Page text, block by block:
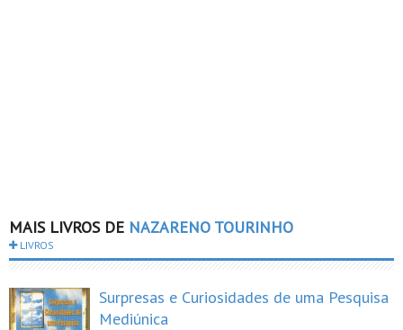
MAIS LIVROS DE NAZARENO TOURINHO
LIVROS
Surpresas e Curiosidades de uma Pesquisa
Mediúnica